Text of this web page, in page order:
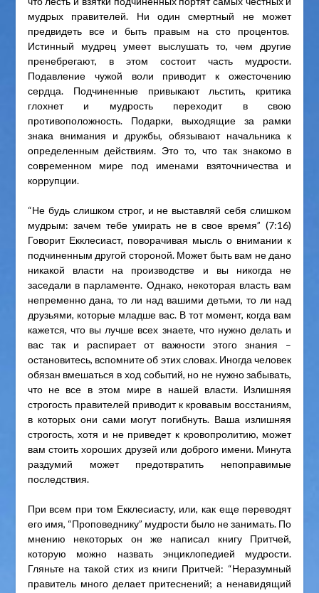
мудрых правителей. Ни один смертный не может
предвидеть все и быть правым на сто процентов.
Истинный мудрец умеет выслушать то, чем другие
пренебрегают, в этом состоит часть мудрости.
Подавление чужой воли приводит к ожесточению
сердца. Подчиненные привыкают льстить, критика
глохнет и мудрость переходит в свою
противоположность. Подарки, выходящие за рамки
знака внимания и дружбы, обязывают начальника к
определенным действиям. Это то, что так знакомо в
современном мире под именами взяточничества и
коррупции.
“Не будь слишком строг, и не выставляй себя слишком
мудрым: зачем тебе умирать не в свое время” (7:16)
Говорит Екклесиаст, поворачивая мысль о внимании к
подчиненным другой стороной. Может быть вам не дано
никакой власти на производстве и вы никогда не
заседали в парламенте. Однако, некоторая власть вам
непременно дана, то ли над вашими детьми, то ли над
друзьями, которые младше вас. В тот момент, когда вам
кажется, что вы лучше всех знаете, что нужно делать и
вас так и распирает от важности этого знания –
остановитесь, вспомните об этих словах. Иногда человек
обязан вмешаться в ход событий, но не нужно забывать,
что не все в этом мире в нашей власти. Излишняя
строгость правителей приводит к кровавым восстаниям,
в которых они сами могут погибнуть. Ваша излишняя
строгость, хотя и не приведет к кровопролитию, может
вам стоить хороших друзей или доброго имени. Минута
раздумий может предотвратить непоправимые
последствия.
При всем при том Екклесиасту, или, как еще переводят
его имя, “Проповеднику” мудрости было не занимать. По
мнению некоторых он же написал книгу Притчей,
которую можно назвать энциклопедией мудрости.
Гляньте на такой стих из книги Притчей: “Неразумный
правитель много делает притеснений; а ненавидящий